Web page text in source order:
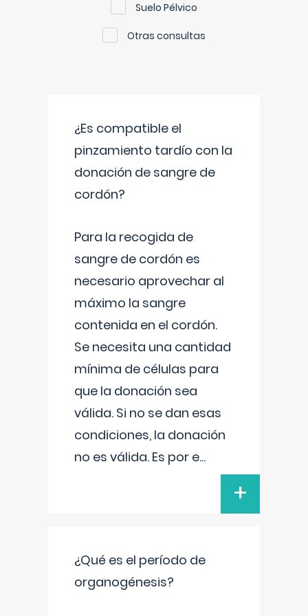
Suelo Pélvico
Otras consultas
¿Es compatible el
pinzamiento tardío con la
donación de sangre de
cordón?
Para la recogida de
sangre de cordón es
necesario aprovechar al
máximo la sangre
contenida en el cordón.
Se necesita una cantidad
mínima de células para
que la donación sea
válida. Si no se dan esas
condiciones, la donación
no es válida. Es por e...
+
¿Qué es el período de
organogénesis?